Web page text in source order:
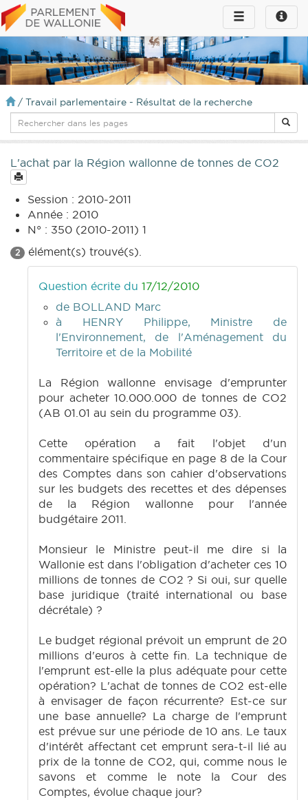
Toggle
infos
Toggle
navigation
/ Travail parlementaire - Résultat de la recherche
L'achat par la Région wallonne de tonnes de CO2
Session : 2010-2011
Année : 2010
N° : 350 (2010-2011) 1
2 élément(s) trouvé(s).
Question écrite du 17/12/2010
de BOLLAND Marc
à HENRY Philippe, Ministre de
l'Environnement, de l'Aménagement du
Territoire et de la Mobilité
La Région wallonne envisage d'emprunter
pour acheter 10.000.000 de tonnes de CO2
(AB 01.01 au sein du programme 03).
Cette opération a fait l'objet d'un
commentaire spécifique en page 8 de la Cour
des Comptes dans son cahier d'observations
sur les budgets des recettes et des dépenses
de la Région wallonne pour l'année
budgétaire 2011.
Monsieur le Ministre peut-il me dire si la
Wallonie est dans l'obligation d'acheter ces 10
millions de tonnes de CO2 ? Si oui, sur quelle
base juridique (traité international ou base
décrétale) ?
Le budget régional prévoit un emprunt de 20
millions d'euros à cette fin. La technique de
l'emprunt est-elle la plus adéquate pour cette
opération? L'achat de tonnes de CO2 est-elle
à envisager de façon récurrente? Est-ce sur
une base annuelle? La charge de l'emprunt
est prévue sur une période de 10 ans. Le taux
d'intérêt affectant cet emprunt sera-t-il lié au
prix de la tonne de CO2, qui, comme nous le
savons et comme le note la Cour des
Comptes, évolue chaque jour?